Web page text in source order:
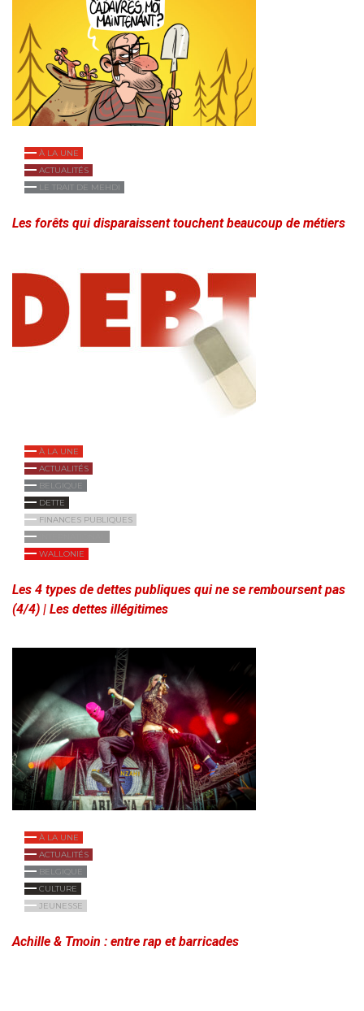
À LA UNE
ACTUALITÉS
LE TRAIT DE MEHDI
Les forêts qui disparaissent touchent beaucoup de métiers
À LA UNE
ACTUALITÉS
BELGIQUE
DETTE
FINANCES PUBLIQUES
WALLONIE
Les 4 types de dettes publiques qui ne se remboursent pas
(4/4) | Les dettes illégitimes
À LA UNE
ACTUALITÉS
BELGIQUE
CULTURE
JEUNESSE
Achille & Tmoin : entre rap et barricades